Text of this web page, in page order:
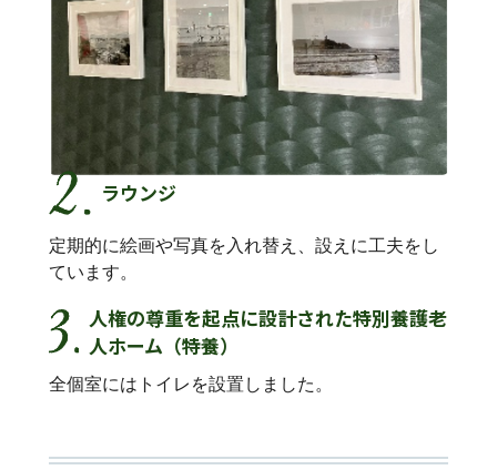
ラウンジ
定期的に絵画や写真を入れ替え、設えに工夫をし
ています。
人権の尊重を起点に設計された特別養護老
人ホーム（特養）
全個室にはトイレを設置しました。